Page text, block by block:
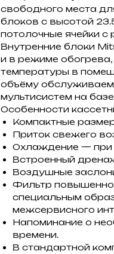
свободного места
блоков с высотой
потолочные ячейки
Внутренние блоки
и в режиме
температуры в
объёму
мультисистем на
Особенности
Компактные
Приток свежего
Охлаждение — при
Встроенный
Воздушные
Фильтр
специальным
межсервисного
Напоминание о
времени.
В стандартной